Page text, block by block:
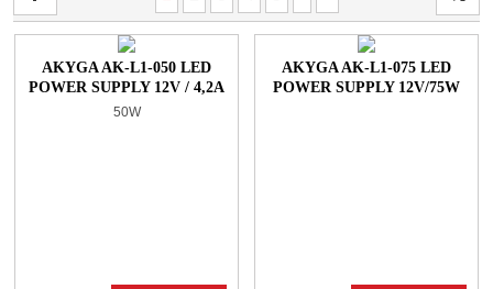
AKYGA AK-L1-050 LED
POWER SUPPLY 12V / 4,2A
50W
50W
AKYGA AK-L1-075 LED
POWER SUPPLY 12V/75W